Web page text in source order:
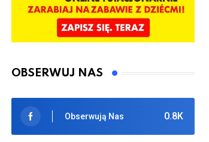
OBSERWUJ NAS
0.8K
Obserwują Nas